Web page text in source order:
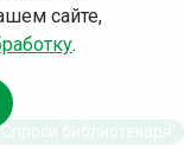
сайте,
.
Спроси библиотекаря